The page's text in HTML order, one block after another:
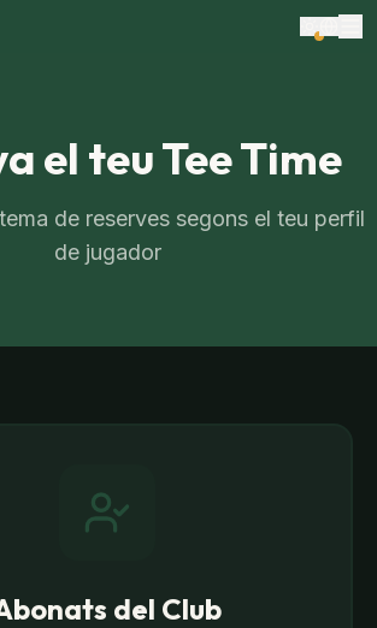
el teu Tee Time
de reserves segons el teu perfil
de jugador
del Club